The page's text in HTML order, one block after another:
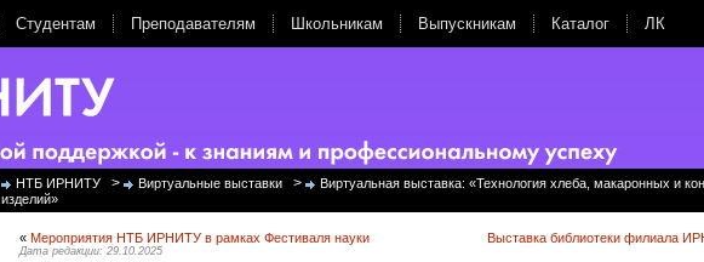
Студентам Преподавателям Школьникам Выпускникам Каталог ЛК
НТБ ИРНИТУ > Виртуальные выставки >
Виртуальная выставка: «Технология хлеба, макаронных и
изделий»
« Мероприятия НТБ ИРНИТУ в рамках Фестиваля науки Выставка библиотеки филиала
Дата редакции: 29.10.2025